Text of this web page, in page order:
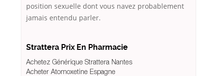
position sexuelle dont vous navez probablement
jamais entendu parler.
Strattera Prix En Pharmacie
Achetez Générique Strattera Nantes
Acheter Atomoxetine Espagne